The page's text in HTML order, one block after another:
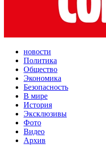
новости
Политика
Общество
Экономика
Безопасность
В мире
История
Эксклюзивы
Фото
Видео
Архив